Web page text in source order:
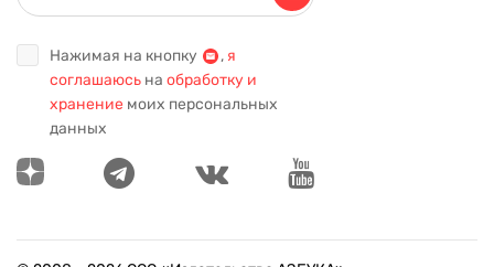
Нажимая на кнопку , я
соглашаюсь на обработку и
хранение моих персональных
данных